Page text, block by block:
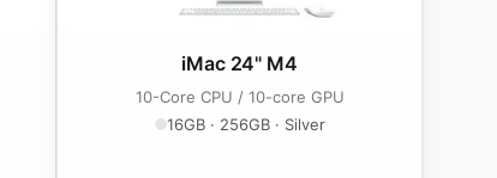
iMac 24" M4
10-Core CPU / 10-core GPU
16GB · 256GB · Silver